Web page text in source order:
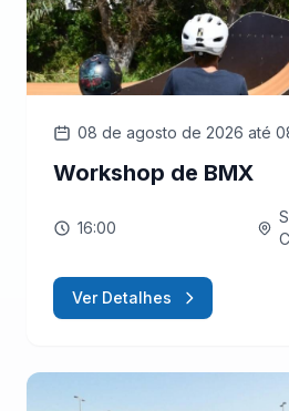
08 de agosto de 2026 até
Workshop de BMX
16:00
Ver Detalhes